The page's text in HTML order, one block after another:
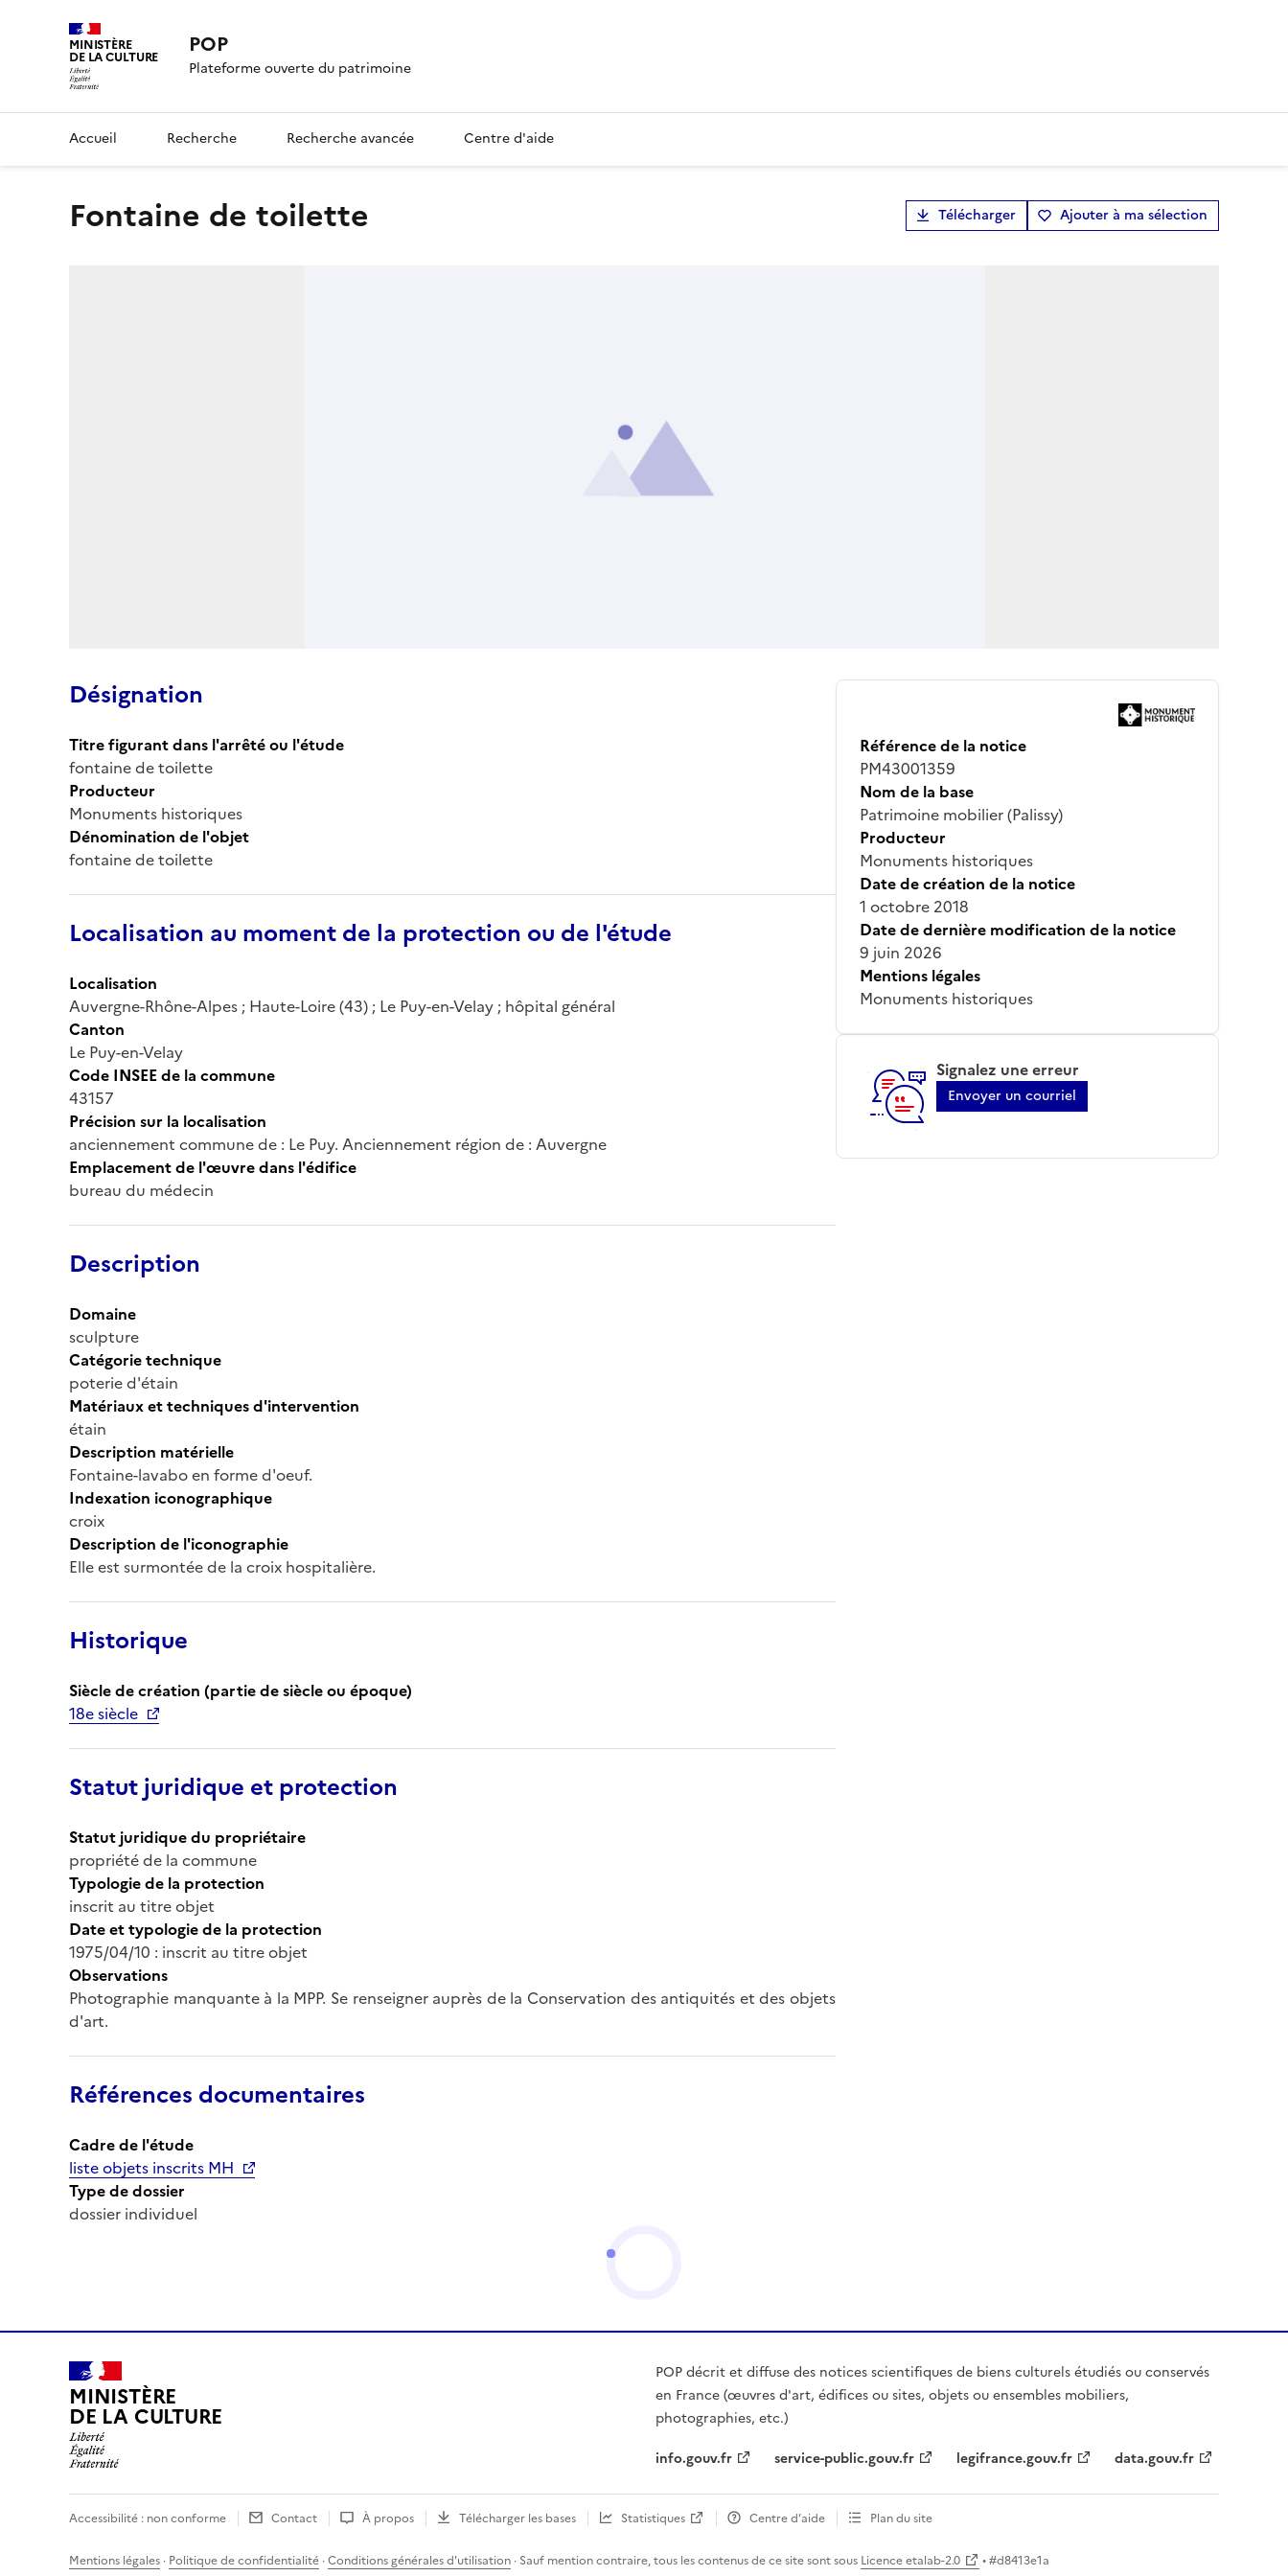
MINISTÈRE
DE LA CULTURE POP
Plateforme ouverte du patrimoine
Accueil Recherche Recherche avancée Centre d'aide
fontaine de toilette Télécharger Ajouter à ma sélection
Désignation
Titre figurant dans l'arrêté ou l'étude
fontaine de toilette
Producteur
Monuments historiques
Dénomination de l'objet
fontaine de toilette
Localisation au moment de la protection ou de l'étude
Localisation
Auvergne-Rhône-Alpes ; Haute-Loire (43) ; Le Puy-en-Velay ; hôpital général
Canton
Le Puy-en-Velay
Code INSEE de la commune
43157
Précision sur la localisation
anciennement commune de : Le Puy. Anciennement région de : Auvergne
Emplacement de l'œuvre dans l'édifice
bureau du médecin
Description
Domaine
sculpture
Catégorie technique
poterie d'étain
Matériaux et techniques d'intervention
étain
Description matérielle
Fontaine-lavabo en forme d'oeuf.
Indexation iconographique
croix
Description de l'iconographie
Elle est surmontée de la croix hospitalière.
Historique
Siècle de création (partie de siècle ou époque)
18e siècle
Statut juridique et protection
Statut juridique du propriétaire
propriété de la commune
Typologie de la protection
inscrit au titre objet
Date et typologie de la protection
1975/04/10 : inscrit au titre objet
Observations
Photographie manquante à la MPP. Se renseigner auprès de la Conservation des antiquités et des objets
d'art.
Références documentaires
Cadre de l'étude
liste objets inscrits MH
Type de dossier
dossier individuel
Référence de la notice
PM43001359
Nom de la base
Patrimoine mobilier (Palissy)
Producteur
Monuments historiques
Date de création de la notice
1 octobre 2018
Date de dernière modification de la notice
9 juin 2026
Mentions légales
Monuments historiques
Signalez une erreur
Envoyer un courriel
MINISTÈRE
DE LA CULTURE
POP décrit et diffuse des notices scientifiques de biens culturels étudiés ou conservés
en France (œuvres d'art, édifices ou sites, objets ou ensembles mobiliers,
photographies, etc.)
info.gouv.fr
service-public.gouv.fr legifrance.gouv.fr data.gouv.fr
Accessibilité : non conforme Contact À propos Télécharger les bases Statistiques Centre d’aide Plan du site
Mentions légales · Politique de confidentialité ·Conditions générales d'utilisation · Sauf mention contraire, tous les contenus de ce site sont sous Licence etalab-2.0 • #d8413e1a